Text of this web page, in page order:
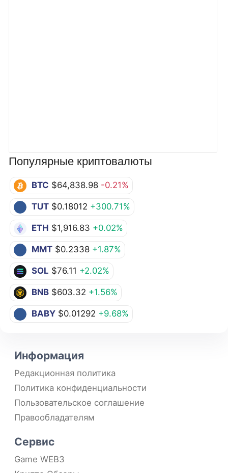
Популярные криптовалюты
BTC $64,838.98 -0.21%
TUT $0.18012 +300.71%
ETH $1,916.83 +0.02%
MMT $0.2338 +1.87%
SOL $76.11 +2.02%
BNB $603.32 +1.56%
BABY $0.01292 +9.68%
Информация
Редакционная политика
Политика конфиденциальности
Пользовательское соглашение
Правообладателям
Сервис
Game WEB3